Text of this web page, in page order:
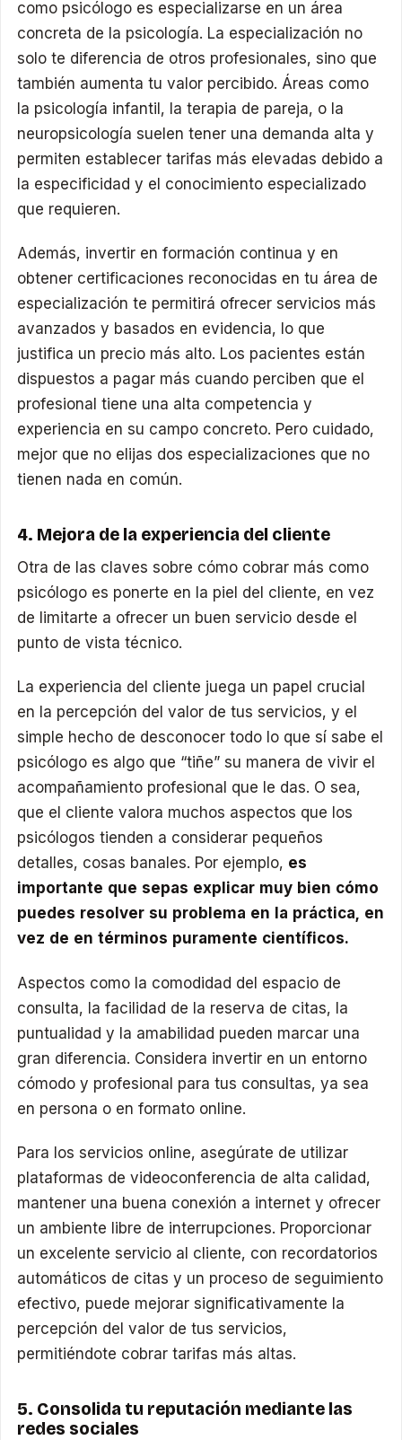
como psicólogo es especializarse en un área
concreta de la psicología. La especialización no
solo te diferencia de otros profesionales, sino que
también aumenta tu valor percibido. Áreas como
la psicología infantil, la terapia de pareja, o la
neuropsicología suelen tener una demanda alta y
permiten establecer tarifas más elevadas debido a
la especificidad y el conocimiento especializado
que requieren.
Además, invertir en formación continua y en
obtener certificaciones reconocidas en tu área de
especialización te permitirá ofrecer servicios más
avanzados y basados en evidencia, lo que
justifica un precio más alto. Los pacientes están
dispuestos a pagar más cuando perciben que el
profesional tiene una alta competencia y
experiencia en su campo concreto. Pero cuidado,
mejor que no elijas dos especializaciones que no
tienen nada en común.
4. Mejora de la experiencia del cliente
Otra de las claves sobre cómo cobrar más como
psicólogo es ponerte en la piel del cliente, en vez
de limitarte a ofrecer un buen servicio desde el
punto de vista técnico.
La experiencia del cliente juega un papel crucial
en la percepción del valor de tus servicios, y el
simple hecho de desconocer todo lo que sí sabe el
psicólogo es algo que “tiñe” su manera de vivir el
acompañamiento profesional que le das. O sea,
que el cliente valora muchos aspectos que los
psicólogos tienden a considerar pequeños
detalles, cosas banales. Por ejemplo, es
importante que sepas explicar muy bien cómo
puedes resolver su problema en la práctica, en
vez de en términos puramente científicos.
Aspectos como la comodidad del espacio de
consulta, la facilidad de la reserva de citas, la
puntualidad y la amabilidad pueden marcar una
gran diferencia. Considera invertir en un entorno
cómodo y profesional para tus consultas, ya sea
en persona o en formato online.
Para los servicios online, asegúrate de utilizar
plataformas de videoconferencia de alta calidad,
mantener una buena conexión a internet y ofrecer
un ambiente libre de interrupciones. Proporcionar
un excelente servicio al cliente, con recordatorios
automáticos de citas y un proceso de seguimiento
efectivo, puede mejorar significativamente la
percepción del valor de tus servicios,
permitiéndote cobrar tarifas más altas.
5. Consolida tu reputación mediante las
redes sociales